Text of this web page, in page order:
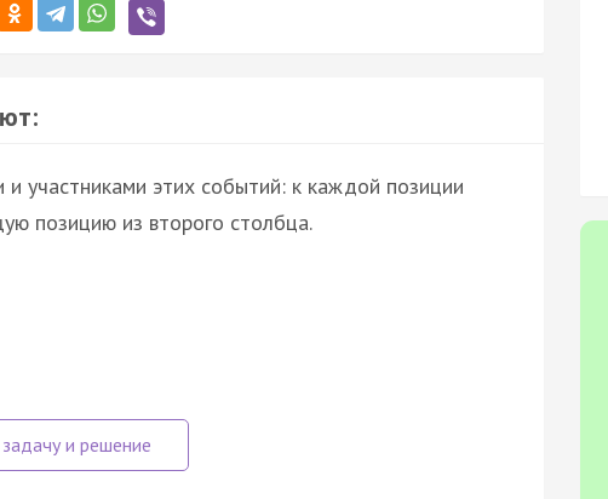
участниками этих событий: к каждой позиции
позицию из второго столбца.